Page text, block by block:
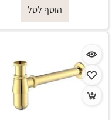
הוסף לסל